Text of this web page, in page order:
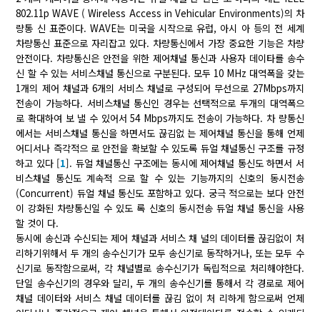
802.11p WAVE ( Wireless Access in Vehicular Environments)의 차
량통 신 표준이다. WAVE는 미국을 시작으로 유럽, 아시 아 등의 전 세계
차량통신 표준으로 자리잡고 있다. 차량통신에서 가장 중요한 기능은 차량
안전이다. 차량통신은 안전을 위한 제어채널 통신과 사용자 데이타를 송수
신 할 수 있는 서비스채널 통신으로 구분된다. 모두 10 MHz 대역폭을 갖는
1개의 제어 채널과 6개의 서비스 채널로 구성되어 무선으로 27Mbps까지
전송이 가능하다. 서비스채널 통신인 경우는 선택적으로 두개의 대역폭으
로 확대하여 보 낼 수 있어서 54 Mbps까지도 전송이 가능하다. 차 량통신
에서는 서비스채널 통신을 하면서도 끊김없 는 제어채널 통신을 통해 언제
어디서나 즉각적으 로 안전을 확보할 수 있도록 듀얼 채널통신 구조를 규정
하고 있다 [1]. 듀얼 채널통신 구조에는 동시에 제어채널 통신도 하면서 서
비스채널 통신도 계속적 으로 할 수 있는 기능까지의 신호의 동시전송
(Concurrent) 듀얼 채널 통신도 포함하고 있다. 궁극 적으로는 보다 안전
이 강화된 차량통신일 수 있도 록 신호의 동시전송 듀얼 채널 통신을 사용
할 것이 다.
동시에 송신과 수신되는 제어 채널과 서비스 채 널의 데이터를 끊김없이 처
리하기위해서 두 개의 송수신기가 모두 송신기로 동작하거나, 또는 모두 수
신기로 동작함으로써, 각 채널별로 송수신기가 독립적으로 처리해야한다.
단일 송수신기의 경우와 달리, 두 개의 송수신기를 통해서 각 경로로 제어
채널 데이터와 서비스 채널 데이터를 끊김 없이 처 리하게 함으로써 언제